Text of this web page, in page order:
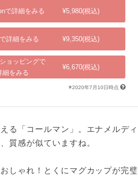
出典：shopping.yahoo.co.jp
で詳細をみる ¥5,980(税込)
詳細をみる ¥9,350(税込)
ョッピングで
細をみる
¥6,670(税込)
※2020年7月10日時点
る「コールマン」。エナメルディ
質感が似ていますね。
しゃれ！とくにマグカップが完璧